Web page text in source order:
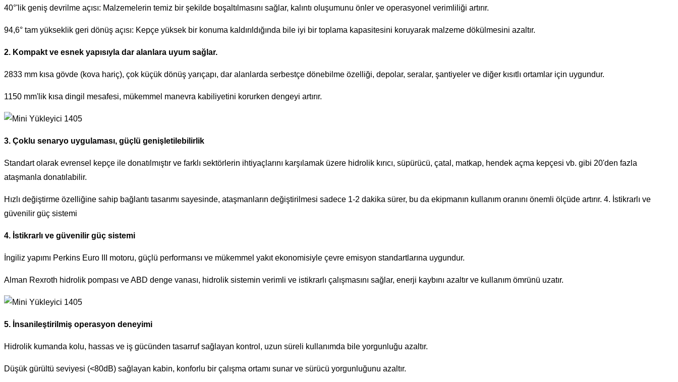
40°'lik geniş devrilme açısı: Malzemelerin temiz bir şekilde boşaltılmasını sağlar, kalıntı oluşumunu önler ve operasyonel verimliliği artırır.
94,6° tam yükseklik geri dönüş açısı: Kepçe yüksek bir konuma kaldırıldığında bile iyi bir toplama kapasitesini koruyarak malzeme dökülmesini azaltır.
2. Kompakt ve esnek yapısıyla dar alanlara uyum sağlar.
2833 mm kısa gövde (kova hariç), çok küçük dönüş yarıçapı, dar alanlarda serbestçe dönebilme özelliği, depolar, seralar, şantiyeler ve diğer kısıtlı ortamlar için uygundur.
1150 mm'lik kısa dingil mesafesi, mükemmel manevra kabiliyetini korurken dengeyi artırır.
3. Çoklu senaryo uygulaması, güçlü genişletilebilirlik
Standart olarak evrensel kepçe ile donatılmıştır ve farklı sektörlerin ihtiyaçlarını karşılamak üzere hidrolik kırıcı, süpürücü, çatal, matkap, hendek açma kepçesi vb. gibi 20'den fazla
ataşmanla donatılabilir.
Hızlı değiştirme özelliğine sahip bağlantı tasarımı sayesinde, ataşmanların değiştirilmesi sadece 1-2 dakika sürer, bu da ekipmanın kullanım oranını önemli ölçüde artırır. 4. İstikrarlı ve
güvenilir güç sistemi
4. İstikrarlı ve güvenilir güç sistemi
İngiliz yapımı Perkins Euro III motoru, güçlü performansı ve mükemmel yakıt ekonomisiyle çevre emisyon standartlarına uygundur.
Alman Rexroth hidrolik pompası ve ABD denge vanası, hidrolik sistemin verimli ve istikrarlı çalışmasını sağlar, enerji kaybını azaltır ve kullanım ömrünü uzatır.
5. İnsanileştirilmiş operasyon deneyimi
Hidrolik kumanda kolu, hassas ve iş gücünden tasarruf sağlayan kontrol, uzun süreli kullanımda bile yorgunluğu azaltır.
Düşük gürültü seviyesi (<80dB) sağlayan kabin, konforlu bir çalışma ortamı sunar ve sürücü yorgunluğunu azaltır.